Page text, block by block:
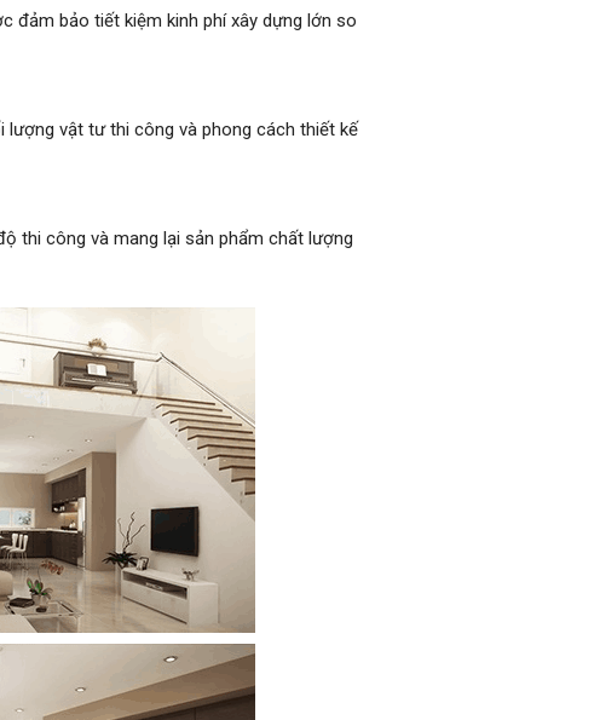
đảm bảo tiết kiệm kinh phí xây dựng lớn so
lượng vật tư thi công và phong cách thiết kế
thi công và mang lại sản phẩm chất lượng